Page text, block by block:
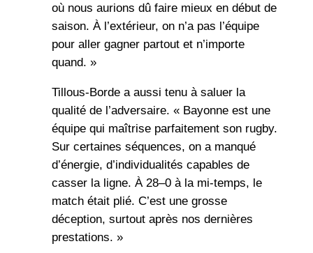
où nous aurions dû faire mieux en début de
saison. À l’extérieur, on n’a pas l’équipe
pour aller gagner partout et n’importe
quand. »
Tillous-Borde a aussi tenu à saluer la
qualité de l’adversaire. « Bayonne est une
équipe qui maîtrise parfaitement son rugby.
Sur certaines séquences, on a manqué
d’énergie, d’individualités capables de
casser la ligne. À 28–0 à la mi-temps, le
match était plié. C’est une grosse
déception, surtout après nos dernières
prestations. »